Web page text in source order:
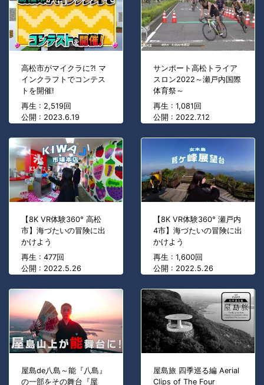
高松市がマイクラに?! マ
インクラフトでコンテス
トを開催!
再生 : 2,519回
公開 : 2023.6.19
サンポート高松トライア
スロン2022～瀬戸内国際
体育祭～
再生 : 1,081回
公開 : 2022.7.12
【8K VR体験360° 高松
市】海づたいの冒険に出
かけよう
再生 : 477回
公開 : 2022.5.26
【8K VR体験360° 瀬戸内
4市】海づたいの冒険に出
かけよう
再生 : 1,600回
公開 : 2022.5.26
屋島de八島～能『八島』
の一部をその舞台『屋
屋島旅 四季巡る編 Aerial
Clips of The Four